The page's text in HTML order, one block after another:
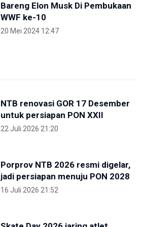
Bareng Elon Musk Di Pembukaan
WWF ke-10
20 Mei 2024 12:47
NTB renovasi GOR 17 Desember
untuk persiapan PON XXII
22 Juli 2026 21:20
Porprov NTB 2026 resmi digelar,
jadi persiapan menuju PON 2028
16 Juli 2026 21:52